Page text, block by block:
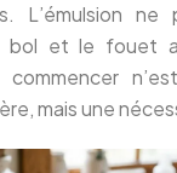
L’émulsion ne
bol et le fouet
mais une